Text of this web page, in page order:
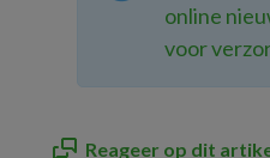
online
voor
Reageer op dit